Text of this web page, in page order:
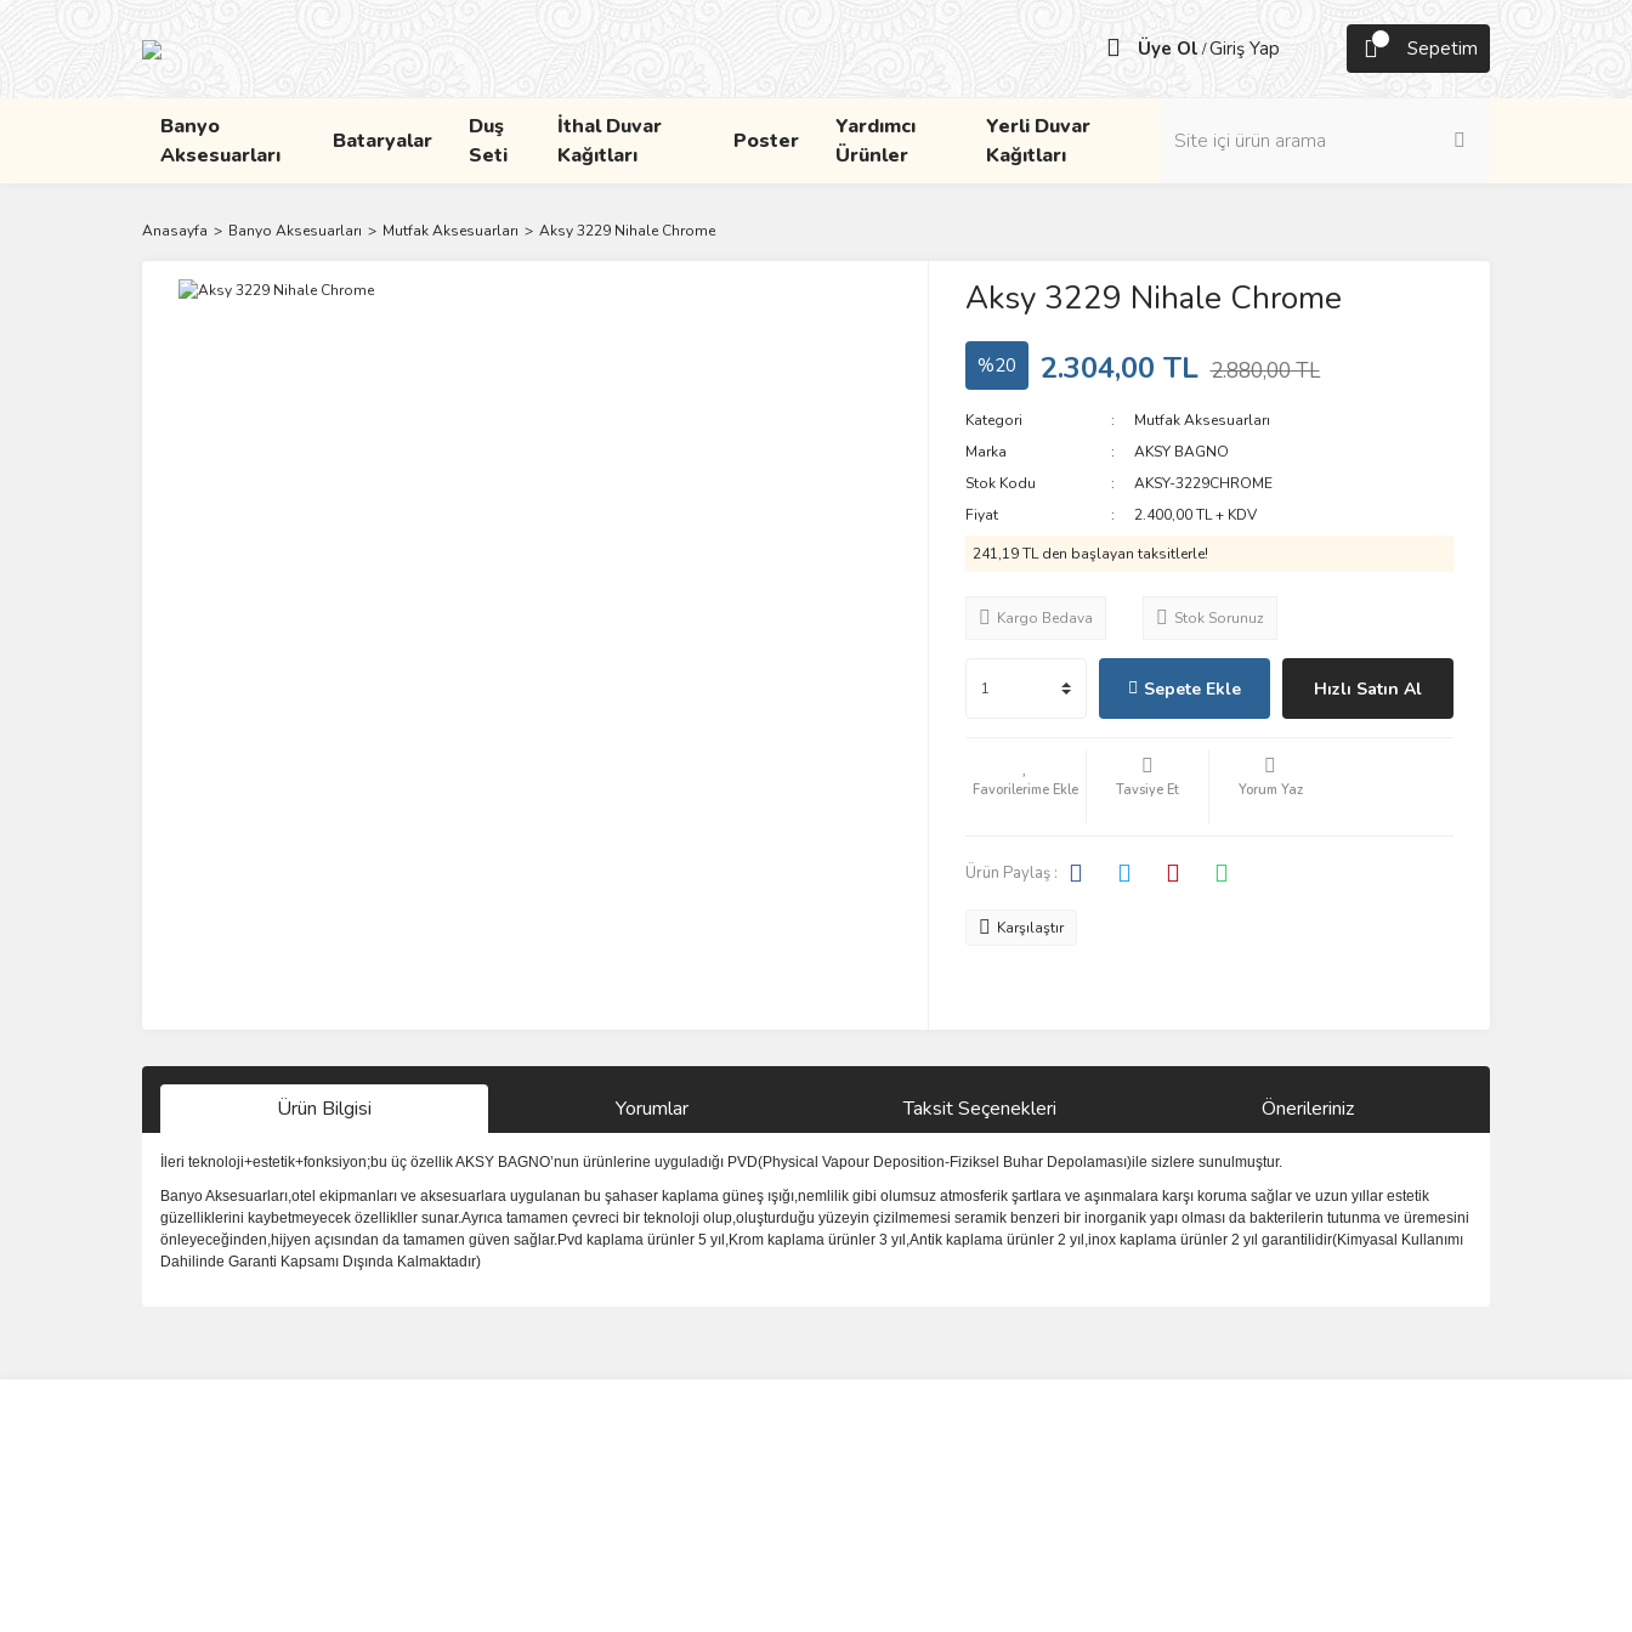
Üye Ol /Giriş Yap Sepetim
Banyo
Aksesuarları
Bataryalar
Duş
Seti
İthal Duvar
Kağıtları
Poster
Yardımcı
Ürünler
Yerli Duvar
Kağıtları
Anasayfa Banyo Aksesuarları Mutfak Aksesuarları Aksy 3229 Nihale Chrome
Aksy 3229 Nihale Chrome
%20 2.304,00 TL 2.880,00 TL
Kategori
Mutfak Aksesuarları
Marka
AKSY BAGNO
Stok Kodu
AKSY-3229CHROME
Fiyat
2.400,00 TL + KDV
241,19 TL den başlayan taksitlerle!
Kargo Bedava Stok Sorunuz
Sepete Ekle Hızlı Satın Al
Tavsiye Et Yorum Yaz
Ürün Paylaş :
Karşılaştır
Ürün Bilgisi Yorumlar Taksit Seçenekleri Önerileriniz
İleri teknoloji+estetik+fonksiyon;bu üç özellik AKSY BAGNO’nun ürünlerine uyguladığı PVD(Physical Vapour Deposition-Fiziksel Buhar Depolaması)ile sizlere sunulmuştur.
Banyo Aksesuarları,otel ekipmanları ve aksesuarlara uygulanan bu şahaser kaplama güneş ışığı,nemlilik gibi olumsuz atmosferik şartlara ve aşınmalara karşı koruma sağlar ve uzun yıllar estetik
güzelliklerini kaybetmeyecek özellikller sunar.Ayrıca tamamen çevreci bir teknoloji olup,oluşturduğu yüzeyin çizilmemesi seramik benzeri bir inorganik yapı olması da bakterilerin tutunma ve üremesini
önleyeceğinden,hijyen açısından da tamamen güven sağlar.Pvd kaplama ürünler 5 yıl,Krom kaplama ürünler 3 yıl,Antik kaplama ürünler 2 yıl,inox kaplama ürünler 2 yıl garantilidir(Kimyasal Kullanımı
Dahilinde Garanti Kapsamı Dışında Kalmaktadır)